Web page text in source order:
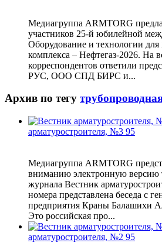
Медиагруппа ARMTORG
участников 25-й юбилейной
Оборудование и технологии для
комплекса – Нефтегаз-2026. На
корреспондентов ответили
РУС, ООО СПД БИРС и...
Архив по тегу
арматуростроителя, №3 95
Медиагруппа ARMTORG
вниманию электронную версию
журнала Вестник
номера представлена беседа с
предприятия Краны Балашихи
Это российская про...
арматуростроителя, №2 95